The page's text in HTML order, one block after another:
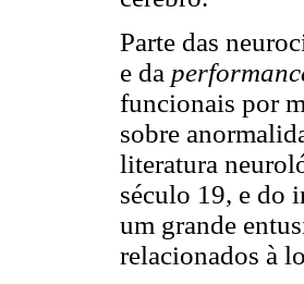
Parte das
e da
funcionais por
sobre
literatura
século 19, e do
um grande
relacionados à